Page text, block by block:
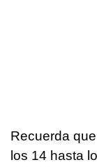
Recuerda
los 14 hasta